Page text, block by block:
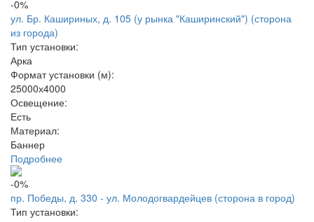
-0%
ул. Бр. Кашириных, д. 105 (у рынка "Каширинский") (сторона
из города)
Тип установки:
Арка
Формат установки (м):
25000х4000
Освещение:
Есть
Материал:
Баннер
Подробнее
-0%
пр. Победы, д. 330 - ул. Молодогвардейцев (сторона в город)
Тип установки: